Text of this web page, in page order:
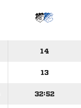
14
13
32:52